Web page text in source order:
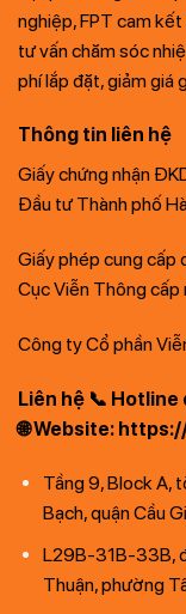
nghiệp, FPT cam
tư vấn chăm sóc
phí lắp đặt, giảm giá
Thông tin liên hệ
Giấy chứng nhận
Đầu tư Thành phố
Giấy phép cung
Cục Viễn Thông
Công ty Cổ phần
Liên hệ 📞
🌐 Website:
Tầng 9, Block A,
Bạch, quận Cầu
L29B-31B-33B,
Thuận, phường